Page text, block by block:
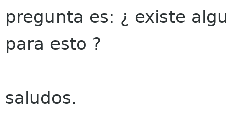
pregunta es: ¿ existe
para esto ?
saludos.